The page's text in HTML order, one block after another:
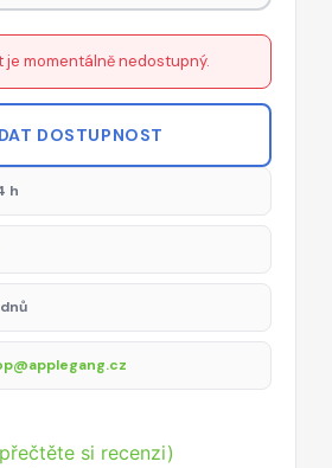
je momentálně nedostupný.
DOSTUPNOST
h
si recenzi)